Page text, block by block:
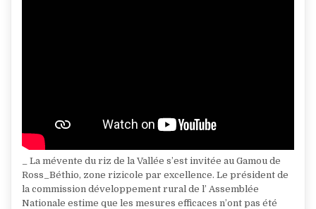
_ La mévente du riz de la Vallée s’est invitée au Gamou de
Ross_Béthio, zone rizicole par excellence. Le président de
la commission développement rural de l’ Assemblée
Nationale estime que les mesures efficaces n’ont pas été